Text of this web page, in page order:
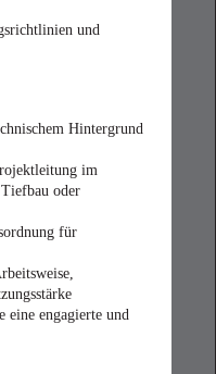
und
Hintergrund
im
oder
für
eine engagierte und